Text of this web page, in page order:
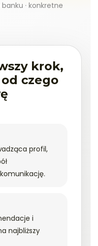
· konkretne
krok,
czego
profil,
i
najbliższy